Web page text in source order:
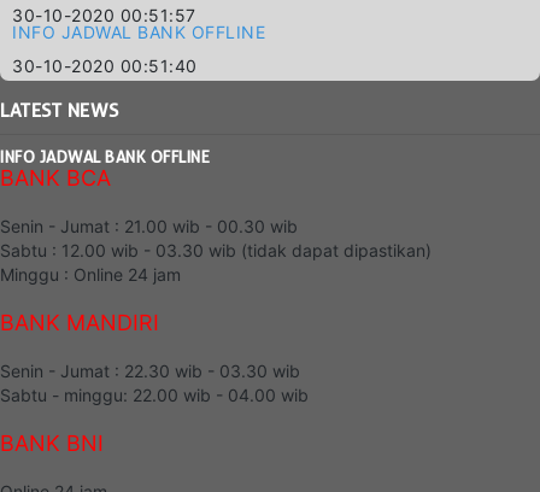
30-10-2020 00:51:57
INFO JADWAL BANK OFFLINE
30-10-2020 00:51:40
LATESTNEWS
INFO JADWAL BANK OFFLINE
BANK BCA
Senin - Jumat : 21.00 wib - 00.30 wib
Sabtu : 12.00 wib - 03.30 wib (tidak dapat dipastikan)
Minggu : Online 24 jam
BANK MANDIRI
Senin - Jumat : 22.30 wib - 03.30 wib
Sabtu - minggu: 22.00 wib - 04.00 wib
BANK BNI